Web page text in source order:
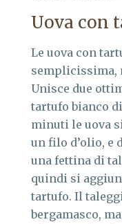
Uova con
Le uova con
semplicissima,
Unisce due
tartufo bianco
minuti le uova
un filo d’olio, e
una fettina di
quindi si
tartufo. Il
bergamasco,